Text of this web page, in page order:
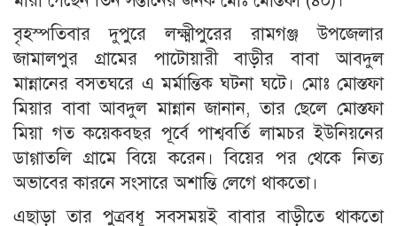
বৃহস্পতিবার দুপুরে লক্ষ্মীপুরের রামগঞ্জ উপজেলার
জামালপুর গ্রামের পাটোয়ারী বাড়ীর বাবা আবদুল
মান্নানের বসতঘরে এ মর্মান্তিক ঘটনা ঘটে। মোঃ মোস্তফা
মিয়ার বাবা আবদুল মান্নান জানান, তার ছেলে মোস্তফা
মিয়া গত কয়েকবছর পূর্বে পাশ্ববর্তি লামচর ইউনিয়নের
ডাগ্গাতলি গ্রামে বিয়ে করেন। বিয়ের পর থেকে নিত্য
অভাবের কারনে সংসারে অশান্তি লেগে থাকতো।
এছাড়া তার পুত্রবধূ সবসময়ই বাবার বাড়ীতে থাকতো